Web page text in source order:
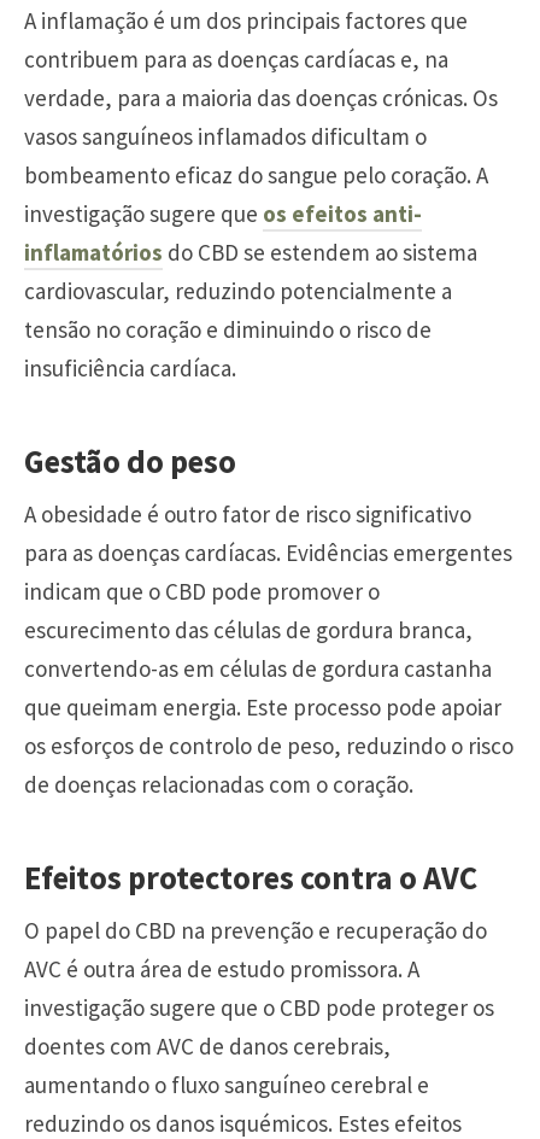
A inflamação é um dos principais factores que
contribuem para as doenças cardíacas e, na
verdade, para a maioria das doenças crónicas. Os
vasos sanguíneos inflamados dificultam o
bombeamento eficaz do sangue pelo coração. A
investigação sugere que os efeitos anti-
inflamatórios do CBD se estendem ao sistema
cardiovascular, reduzindo potencialmente a
tensão no coração e diminuindo o risco de
insuficiência cardíaca.
Gestão do peso
A obesidade é outro fator de risco significativo
para as doenças cardíacas. Evidências emergentes
indicam que o CBD pode promover o
escurecimento das células de gordura branca,
convertendo-as em células de gordura castanha
que queimam energia. Este processo pode apoiar
os esforços de controlo de peso, reduzindo o risco
de doenças relacionadas com o coração.
Efeitos protectores contra o AVC
O papel do CBD na prevenção e recuperação do
AVC é outra área de estudo promissora. A
investigação sugere que o CBD pode proteger os
doentes com AVC de danos cerebrais,
aumentando o fluxo sanguíneo cerebral e
reduzindo os danos isquémicos. Estes efeitos